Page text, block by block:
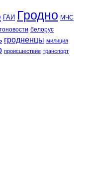
ГАИ Гродно МЧС
белорус
гродненцы милиция
происшествие транспорт